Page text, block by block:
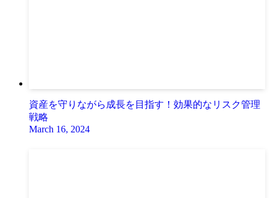
資産を守りながら成長を目指す！効果的なリスク管理
戦略
March 16, 2024